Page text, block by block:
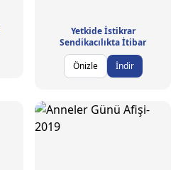
Yetkide İstikrar
Sendikacılıkta İtibar
Önizle
İndir